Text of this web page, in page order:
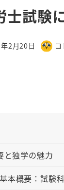
士試験
2月20日
著
コ
と独学の魅力
本概要：試験